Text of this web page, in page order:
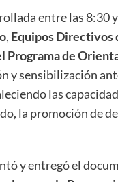
entre las 8:30
, Equipos Directivos
Programa de
y sensibilización
las
la promoción de
y entregó el